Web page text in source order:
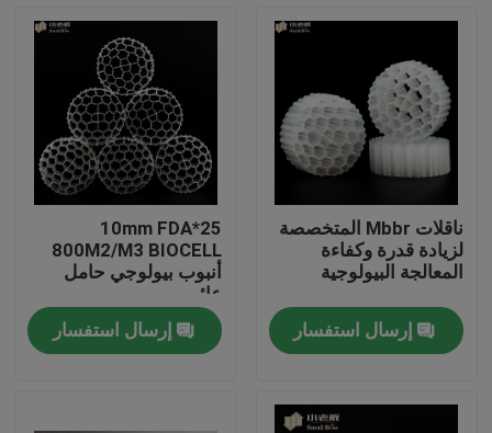
منتجات
معلومات عنا
جولة في المعمل
مراقبة الجودة
اتصل بنا
ناقلات Mbbr المتخصصة
لزيادة قدرة وكفاءة
المعالجة البيولوجية
إرسال استفسار
25*10mm FDA
800M2/M3 BIOCELL
أنبوب بيولوجي حامل
عائم
إرسال استفسار